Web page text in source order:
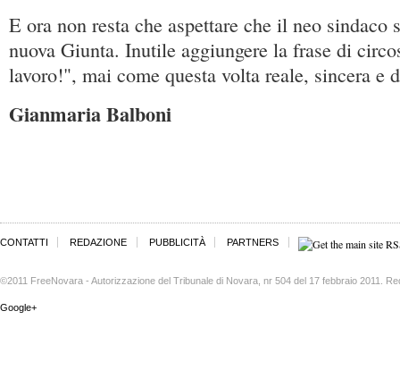
E ora non resta che aspettare che il neo
nuova Giunta. Inutile aggiungere la frase di
lavoro!", mai come questa volta reale, sincera e
Gianmaria Balboni
CONTATTI REDAZIONE PUBBLICITÀ PARTNERS
©2011 FreeNovara - Autorizzazione del Tribunale di Novara, nr 504 del 17 febbraio 2011.
Google+